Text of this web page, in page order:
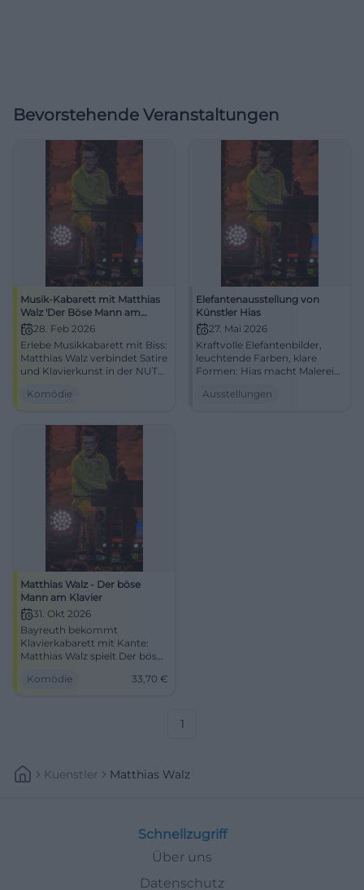
Bevorstehende Veranstaltungen
Musik-Kabarett mit Matthias
Walz 'Der Böse Mann am
Klavier'
28. Feb 2026
Erlebe Musikkabarett mit Biss:
Matthias Walz verbindet Satire
und Klavierkunst in der NUTS
Abend voller Pointen, Haltung
Komödie
Elefantenausstellung von
Künstler Hias
27. Mai 2026
Kraftvolle Elefantenbilder,
leuchtende Farben, klare
Formen: Hias macht Malerei
in der Alten Wache Traunstein
Ausstellungen
Matthias Walz - Der böse
Mann am Klavier
31. Okt 2026
Bayreuth bekommt
Klavierkabarett mit Kante:
Matthias Walz spielt Der böse
Europasaal von DAS
Komödie 33,70 €
1
Kuenstler Matthias Walz
Schnellzugriff
Über uns
Datenschutz